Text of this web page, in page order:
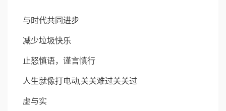
与时代共同进步
减少垃圾快乐
止怒慎语，谨言慎行
人生就像打电动,关关难过关关过
虚与实